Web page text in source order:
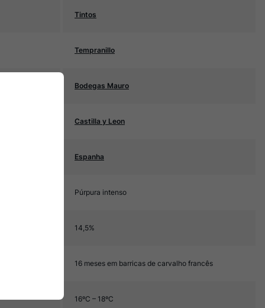
Tintos
Tempranillo
Bodegas Mauro
Castilla y Leon
Espanha
Púrpura intenso
14,5%
16 meses em barricas de carvalho francês
16ºC – 18ºC